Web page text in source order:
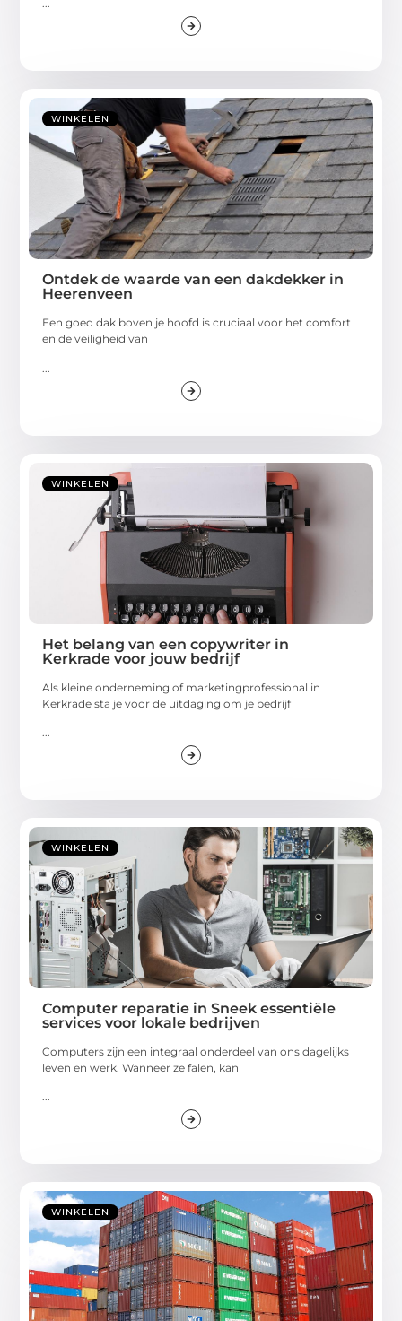
...
WINKELEN
Ontdek de waarde van een dakdekker in
Heerenveen
Een goed dak boven je hoofd is cruciaal voor het comfort
en de veiligheid van
WINKELEN
Het belang van een copywriter in
Kerkrade voor jouw bedrijf
Als kleine onderneming of marketingprofessional in
Kerkrade sta je voor de uitdaging om je bedrijf
WINKELEN
Computer reparatie in Sneek essentiële
services voor lokale bedrijven
Computers zijn een integraal onderdeel van ons dagelijks
leven en werk. Wanneer ze falen, kan
...
WINKELEN